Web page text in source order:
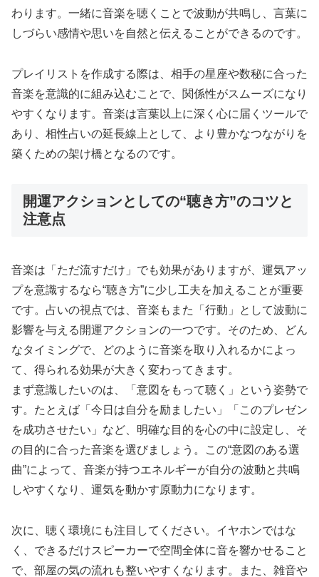
わります。一緒に音楽を聴くことで波動が共鳴し、言葉に
しづらい感情や思いを自然と伝えることができるのです。
プレイリストを作成する際は、相手の星座や数秘に合った
音楽を意識的に組み込むことで、関係性がスムーズになり
やすくなります。音楽は言葉以上に深く心に届くツールで
あり、相性占いの延長線上として、より豊かなつながりを
築くための架け橋となるのです。
開運アクションとしての“聴き方”のコツと
注意点
音楽は「ただ流すだけ」でも効果がありますが、運気アッ
プを意識するなら“聴き方”に少し工夫を加えることが重要
です。占いの視点では、音楽もまた「行動」として波動に
影響を与える開運アクションの一つです。そのため、どん
なタイミングで、どのように音楽を取り入れるかによっ
て、得られる効果が大きく変わってきます。
まず意識したいのは、「意図をもって聴く」という姿勢で
す。たとえば「今日は自分を励ましたい」「このプレゼン
を成功させたい」など、明確な目的を心の中に設定し、そ
の目的に合った音楽を選びましょう。この“意図のある選
曲”によって、音楽が持つエネルギーが自分の波動と共鳴
しやすくなり、運気を動かす原動力になります。
次に、聴く環境にも注目してください。イヤホンではな
く、できるだけスピーカーで空間全体に音を響かせること
で、部屋の気の流れも整いやすくなります。また、雑音や